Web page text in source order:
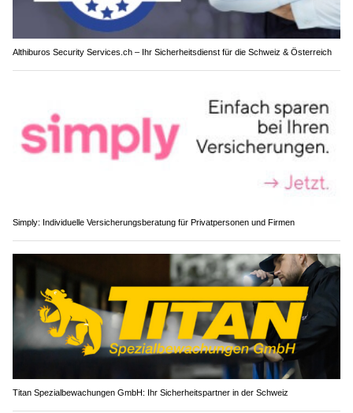
Althiburos Security Services.ch – Ihr Sicherheitsdienst für die Schweiz & Österreich
Simply: Individuelle Versicherungsberatung für Privatpersonen und Firmen
Titan Spezialbewachungen GmbH: Ihr Sicherheitspartner in der Schweiz